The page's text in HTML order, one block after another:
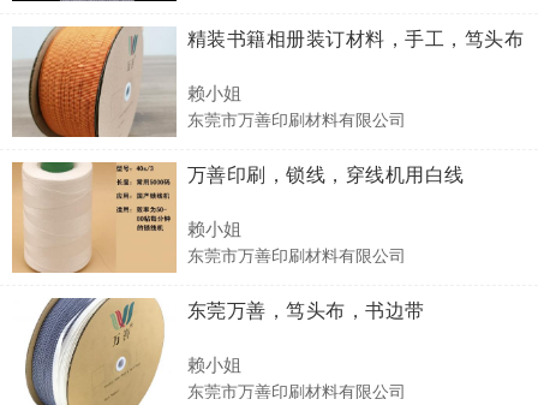
精装书籍相册装订材料，手工，笃头布
赖小姐
东莞市万善印刷材料有限公司
万善印刷，锁线，穿线机用白线
赖小姐
东莞市万善印刷材料有限公司
东莞万善，笃头布，书边带
赖小姐
东莞市万善印刷材料有限公司